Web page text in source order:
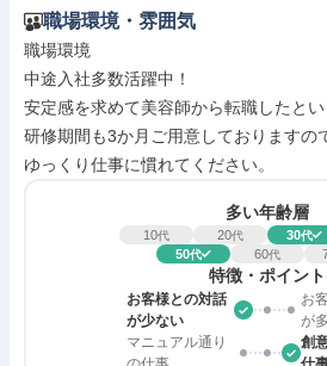
職場環境・雰囲気
職場環境
中途入社多数活躍中！
安定感を求めて美容師から転職したとい
研修期間も3か月ご用意しておりますの
ゆっくり仕事に慣れてください。
多い年齢層
10代 20代 30代
50代 60代
特徴・ポイント
お客様との対話
が少ない
お
が
マニュアル通り
創